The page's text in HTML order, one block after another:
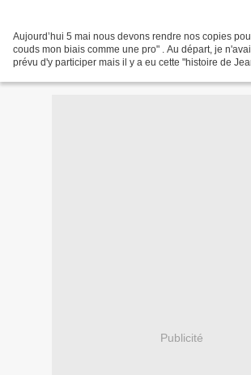
Aujourd’hui 5 mai nous devons rendre nos copies
couds mon biais comme une pro" . Au départ, je
prévu d'y participer mais il y a eu cette "histoire de
Publicité